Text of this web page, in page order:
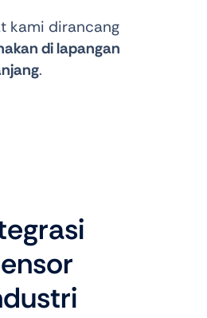
kami dirancang
di lapangan
.